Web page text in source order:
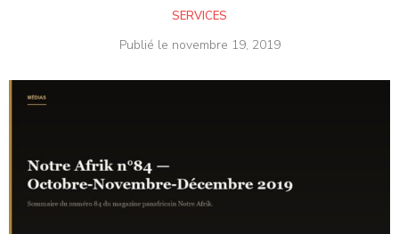
SERVICES
Publié le novembre 19, 2019